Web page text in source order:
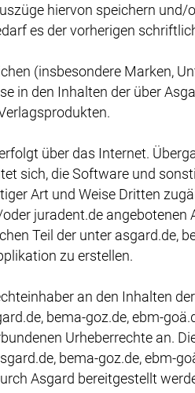
hiervon speichern und/
es der vorherigen
(insbesondere Marken,
in den Inhalten der über
über das Internet.
sich, die Software und
Art und Weise Dritten
juradent.de angebotenen
Teil der unter asgard.de,
zu erstellen.
an den Inhalten
bema-goz.de, ebm-
Urheberrechte an.
bema-goz.de, ebm-
Asgard bereitgestellt